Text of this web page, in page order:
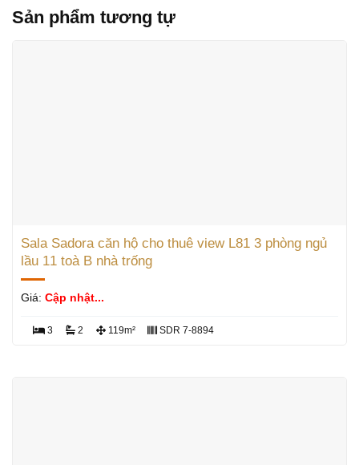
Sản phẩm tương tự
Sala Sadora căn hộ cho thuê view L81 3 phòng ngủ
lầu 11 toà B nhà trống
Giá: Cập nhật...
3 2 119m² SDR 7-8894